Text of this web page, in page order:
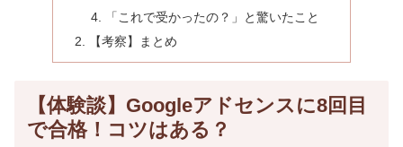
「これで受かったの？」と驚いたこと
【考察】まとめ
【体験談】Googleアドセンスに8回目
で合格！コツはある？